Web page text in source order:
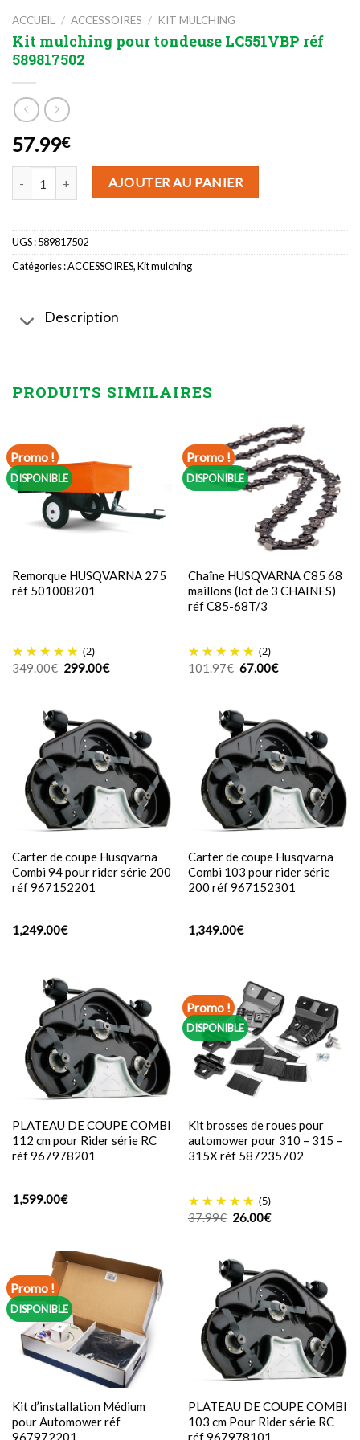
ACCUEIL / ACCESSOIRES / KIT MULCHING
Kit mulching pour tondeuse LC551VBP réf
589817502
57.99€
AJOUTER AU PANIER
UGS :589817502
Catégories :ACCESSOIRES,Kit mulching
Description
PRODUITS SIMILAIRES
Promo !
DISPONIBLE
Remorque HUSQVARNA 275
réf 501008201
(2)
349.00€ Le
prix
299.00€Le
prix
Promo !
DISPONIBLE
Chaîne HUSQVARNA C85 68
maillons (lot de 3 CHAINES)
réf C85-68T/3
(2)
101.97€ Le
prix
67.00€Le
prix
Carter de coupe Husqvarna
Combi 94 pour rider série 200
réf 967152201
1,249.00€
Carter de coupe Husqvarna
Combi 103 pour rider série
200 réf 967152301
1,349.00€
PLATEAU DE COUPE COMBI
112 cm pour Rider série RC
réf 967978201
1,599.00€
Promo !
DISPONIBLE
Kit brosses de roues pour
automower pour 310 – 315 –
315X réf 587235702
(5)
37.99€ Le
prix
37.99€.
26.00€Le
prix
Promo !
DISPONIBLE
Kit d’installation Médium
pour Automower réf
967972201
PLATEAU DE COUPE COMBI
103 cm Pour Rider série RC
réf 967978101